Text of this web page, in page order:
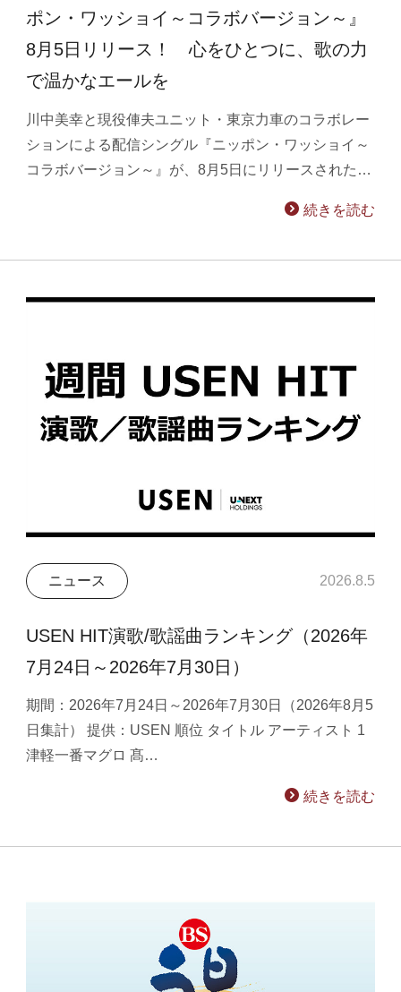
ポン・ワッショイ～コラボバージョン～』
8月5日リリース！ 心をひとつに、歌の力
で温かなエールを
川中美幸と現役俥夫ユニット・東京力車のコラボレー
ションによる配信シングル『ニッポン・ワッショイ～
コラボバージョン～』が、8月5日にリリースされた…
続きを読む
ニュース 2026.8.5
USEN HIT演歌/歌謡曲ランキング（2026年
7月24日～2026年7月30日）
期間：2026年7月24日～2026年7月30日（2026年8月5
日集計） 提供：USEN 順位 タイトル アーティスト 1
津軽一番マグロ 髙…
続きを読む